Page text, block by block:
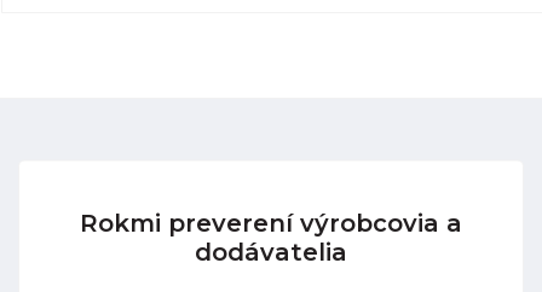
Rokmi preverení výrobcovia a
dodávatelia